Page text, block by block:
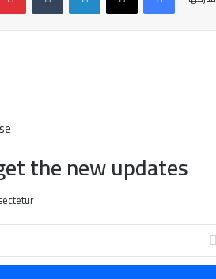
the new updates!